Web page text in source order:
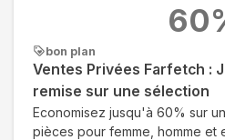
bon plan
Ventes Privées Farfetch :
remise sur une sélection
Economisez jusqu'à 60% sur
pièces pour femme, homme et
60